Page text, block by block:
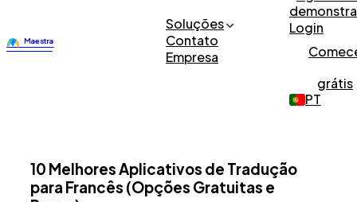
Soluções
Contato
Empresa
Login
grátis
PT
10 Melhores Aplicativos de Tradução
para Francês (Opções Gratuitas e